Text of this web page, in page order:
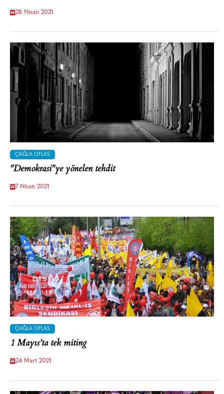
28 Nisan 2021
ÇAĞLA OFLAS
"Demokrasi"ye yönelen tehdit
7 Nisan 2021
ÇAĞLA OFLAS
1 Mayıs’ta tek miting
24 Mart 2021